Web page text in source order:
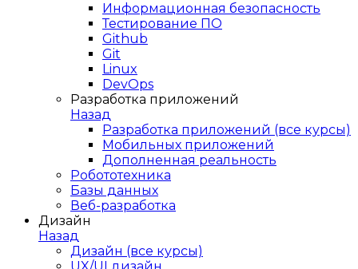
Информационная безопасность
Тестирование ПО
Github
Git
Linux
DevOps
Разработка приложений
Назад
Разработка приложений (все курсы)
Мобильных приложений
Дополненная реальность
Робототехника
Базы данных
Веб-разработка
Дизайн
Назад
Дизайн (все курсы)